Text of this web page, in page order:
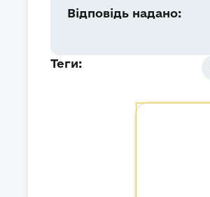
Відповідь надано:
Теги: